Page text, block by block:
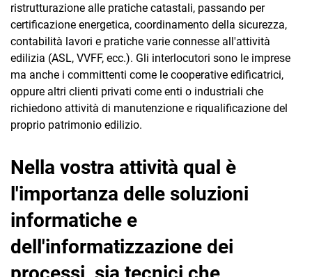
CRM
Ecommerce
Email Marketing
Fatturazione
Financial Solutions
HR
Trust Services
TeamSystem Corporate
TeamSystem Store
ristrutturazione alle pratiche catastali, passando per
certificazione energetica, coordinamento della sicurezza,
contabilità lavori e pratiche varie connesse all'attività
edilizia (ASL, VVFF, ecc.). Gli interlocutori sono le imprese
ma anche i committenti come le cooperative edificatrici,
oppure altri clienti privati come enti o industriali che
richiedono attività di manutenzione e riqualificazione del
proprio patrimonio edilizio.
Nella vostra attività qual è
l'importanza delle soluzioni
informatiche e
dell'informatizzazione dei